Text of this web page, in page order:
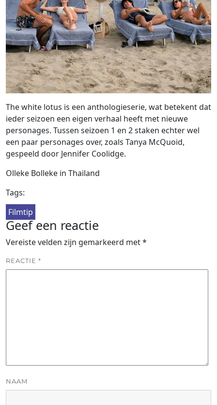
The white lotus is een anthologieserie, wat betekent dat
ieder seizoen een eigen verhaal heeft met nieuwe
personages. Tussen seizoen 1 en 2 staken echter wel
een paar personages over, zoals Tanya McQuoid,
gespeeld door Jennifer Coolidge.
Olleke Bolleke in Thailand
Tags:
Filmtip
Geef een reactie
Vereiste velden zijn gemarkeerd met*
REACTIE *
NAAM